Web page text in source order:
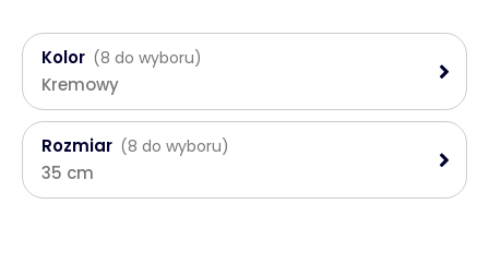
Kolor (8 do wyboru)
Kremowy
Rozmiar (8 do wyboru)
35 cm